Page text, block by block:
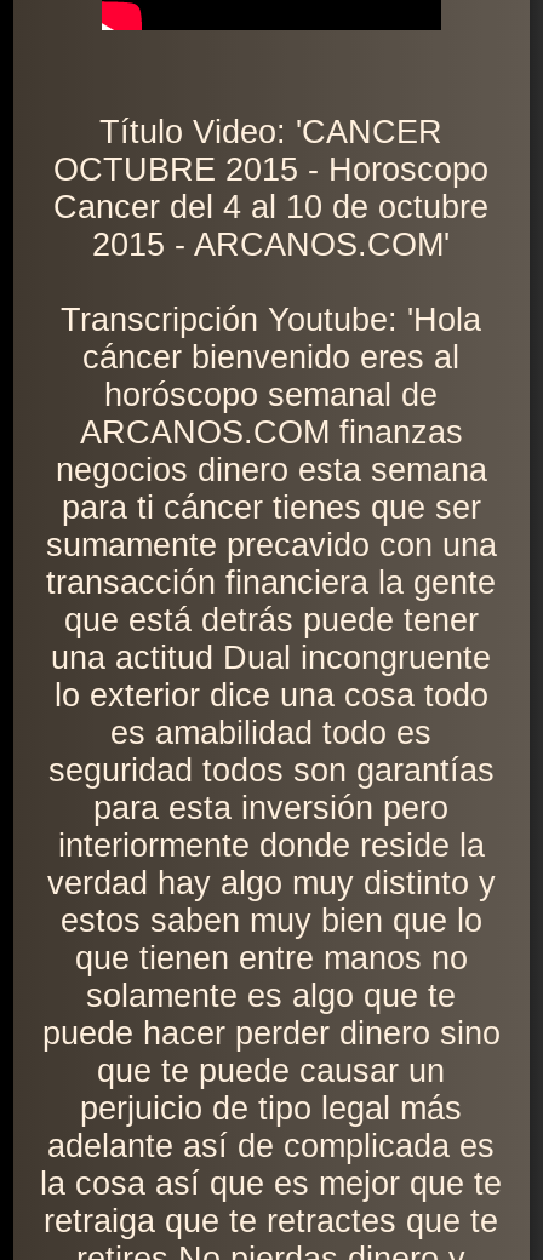
Título Video: 'CANCER
OCTUBRE 2015 - Horoscopo
Cancer del 4 al 10 de octubre
2015 - ARCANOS.COM'
Transcripción Youtube: 'Hola
cáncer bienvenido eres al
horóscopo semanal de
ARCANOS.COM finanzas
negocios dinero esta semana
para ti cáncer tienes que ser
sumamente precavido con una
transacción financiera la gente
que está detrás puede tener
una actitud Dual incongruente
lo exterior dice una cosa todo
es amabilidad todo es
seguridad todos son garantías
para esta inversión pero
interiormente donde reside la
verdad hay algo muy distinto y
estos saben muy bien que lo
que tienen entre manos no
solamente es algo que te
puede hacer perder dinero sino
que te puede causar un
perjuicio de tipo legal más
adelante así de complicada es
la cosa así que es mejor que te
retraiga que te retractes que te